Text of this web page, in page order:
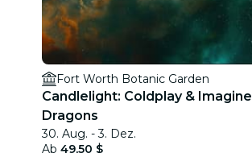
Fort Worth Botanic Garden
Candlelight: Coldplay & Imagine
Dragons
30. Aug. - 3. Dez.
Ab 49,50 $